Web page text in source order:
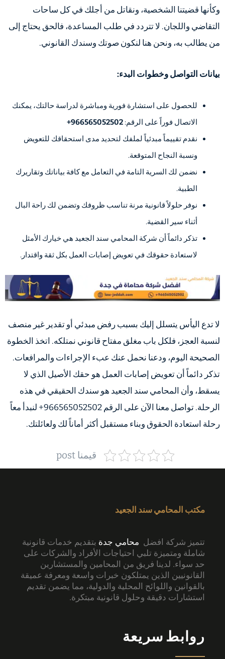
وكأنها قضيتنا الشخصية، ونقاتل من أجلك في كل ساحات
التقاضي واللجان. لا تتردد في طلب المساعدة، فالحق يحتاج إلى
من يطالب به، ونحن هنا لنكون صوتك وسندك القانوني.
بيانات التواصل وخطوات البدء:
للحصول على استشارة فورية ومباشرة لدراسة حالتك، يمكنك
الاتصال فوراً على الرقم: 966565052502+
نقدم تقييماً مبدئياً لملفك لتحديد مدى استحقاقك للتعويض
ونسبة النجاح المتوقعة.
نضمن لك السرية التامة في التعامل مع كافة بياناتك وتقاريرك
الطبية.
نوفر حلولاً قانونية مرنة تناسب ظروفك وتضمن لك راحة البال
أثناء سير القضية.
تذكر دائماً أن شركة المحامي سند الجعيد هي خيارك الأمثل
لاستعادة حقوقك في تعويض إصابات العمل بكل ثقة واقتدار.
لا تدع اليأس يتسلل إليك بسبب رفض مبدئي أو تقدير غير منصف
لنسبة العجز، فلكل باب مغلق مفتاح قانوني نمتلكه. اتخذ الخطوة
الصحيحة اليوم، ودعنا نحمل عنك عبء الإجراءات والمرافعات.
تذكر دائماً أن تعويض إصابات العمل هو حقك الأصيل الذي لا
يسقط، وأن المحامي سند الجعيد هو سندك الحقيقي في هذه
الرحلة. تواصل معنا الآن على الرقم 966565052502+ لنبدأ معاً
رحلة استعادة الحقوق وبناء مستقبل أكثر أماناً لك ولعائلتك.
قيمنا post
مكتب المحامي سند الجعيد
تتميز شركة افضل محامي جدة بتقديم خدمات قانونية
شاملة ومتميزة تلبي احتياجات الأفراد والشركات على
حد سواء. لدينا فريق من المحامين والمستشارين
القانونيين الذين يمتلكون خبرات واسعة ومعرفة عميقة
بالقوانين واللوائح المحلية والدولية، مما يضمن تقديم
استشارات دقيقة وحلول قانونية مبتكرة.
روابط سريعة